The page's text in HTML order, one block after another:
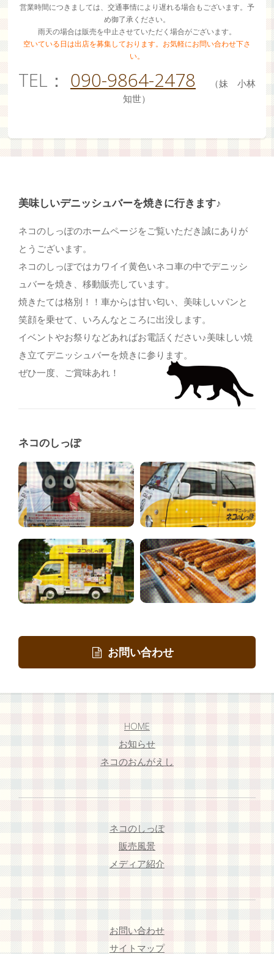
営業時間につきましては、交通事情により遅れる場合もございます。予
め御了承ください。
雨天の場合は販売を中止させていただく場合がございます。
空いている日は出店を募集しております。お気軽にお問い合わせ下さ
い。
TEL： 090-9864-2478
（妹 小林
知世）
ネコのしっぽ
お問い合わせ
美味しいデニッシュバーを焼きに行きます♪
ネコのしっぽのホームページをご覧いただき誠にありが
とうございます。
ネコのしっぽではカワイイ黄色いネコ車の中でデニッシ
ュバーを焼き、移動販売しています。
焼きたては格別！！車からは甘い匂い、美味しいパンと
笑顔を乗せて、いろんなところに出没します。
イベントやお祭りなどあればお電話ください♪美味しい焼
き立てデニッシュバーを焼きに参ります。
ぜひ一度、ご賞味あれ！
HOME
お知らせ
ネコのおんがえし
ネコのしっぽ
販売風景
メディア紹介
お問い合わせ
サイトマップ